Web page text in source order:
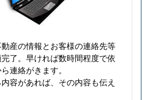
産の情報とお客様の連絡先等
了。早ければ数時間程度で依
連絡がきます。
容があれば、その内容も伝え